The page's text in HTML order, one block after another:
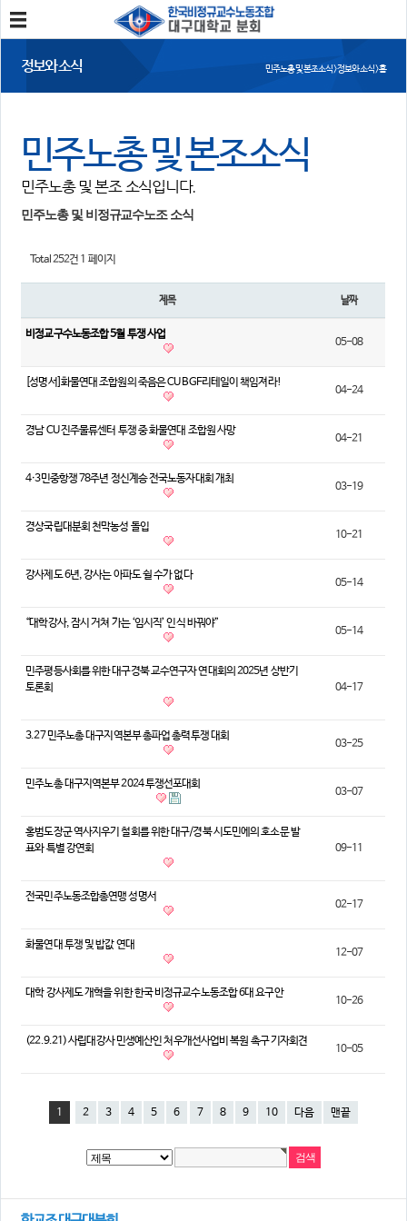
분회소개
분회활동
공지사항
회의록
정보와 소식
민주노총 및 본조소식 법률/노무자료
참여
정보와 소식 민주노총 및 본조소식 > 정보와 소식 > 홈
민주노총 및 본조소식
민주노총 및 본조 소식입니다.
민주노총 및 비정규교수노조 소식
Total 252건 1 페이지
제목 날짜
비정교구수노동조합 5월 투쟁 사업
05-08
[성명서]화물연대 조합원의 죽음은 CU BGF리테일이 책임져라!
04-24
경남 CU 진주물류센터 투쟁 중 화물연대 조합원 사망
04-21
​4·3민중항쟁 78주년 정신계승 전국노동자대회 개최
03-19
경상국립대분회 천막농성 돌입
10-21
강사제도 6년, 강사는 아파도 쉴 수가 없다
05-14
“대학강사, 잠시 거쳐 가는 ‘임시직’ 인식 바꿔야”
05-14
민주평등사회를 위한 대구경북 교수연구자 연대회의 2025년 상반기
토론회
04-17
3.27 민주노총 대구지역본부 총파업 총력투쟁 대회
03-25
민주노총 대구지역본부 2024 투쟁선포대회
03-07
홍범도장군 역사지우기 철회를 위한 대구/경북 시도민에의 호소문 발
표와 특별 강연회
09-11
전국민주노동조합총연맹 성명서
02-17
화물연대 투쟁 및 밥값 연대
12-07
대학 강사제도 개혁을 위한 한국 비정규교수노동조합 6대 요구안
10-26
(22.9.21) 사립대강사 민생예산인 처우개선사업비 복원 촉구 기자회견
10-05
1 2 3 4 5 6 7 8 9 10 다음 맨끝